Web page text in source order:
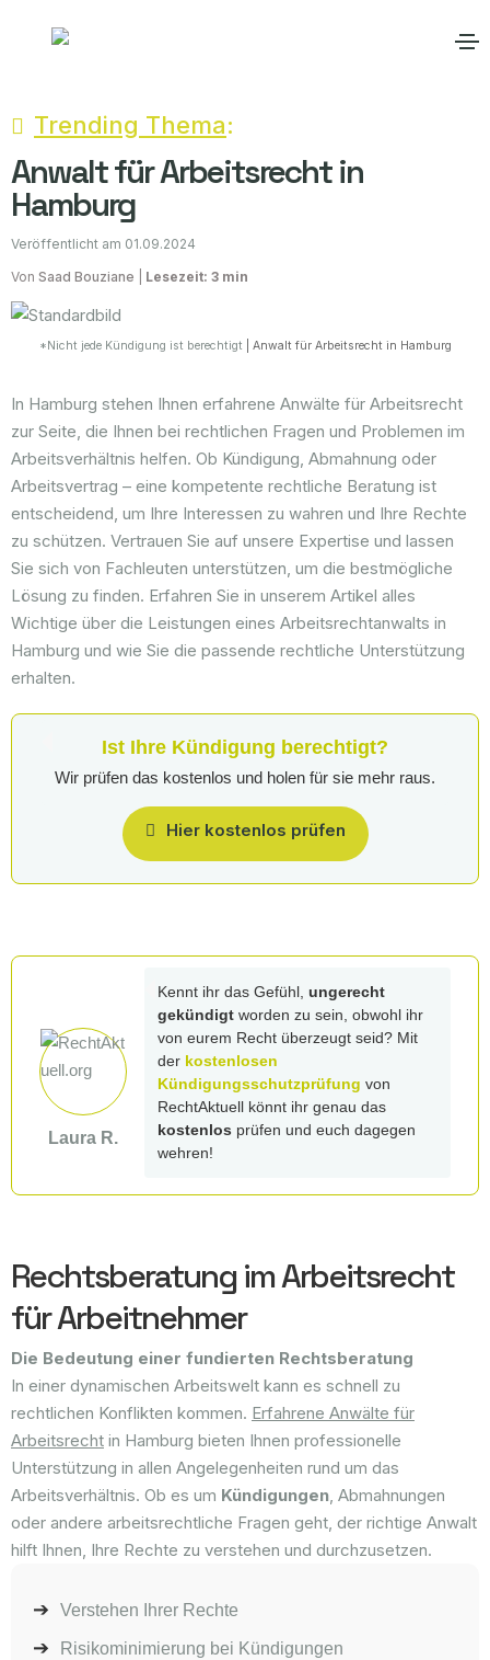
Trending Thema:
Anwalt für Arbeitsrecht in
Hamburg
Veröffentlicht am 01.09.2024
Von Saad Bouziane Lesezeit: 3 min
*Nicht jede Kündigung ist berechtigt | Anwalt für Arbeitsrecht in Hamburg
In Hamburg stehen Ihnen erfahrene Anwälte für Arbeitsrecht
zur Seite, die Ihnen bei rechtlichen Fragen und Problemen im
Arbeitsverhältnis helfen. Ob Kündigung, Abmahnung oder
Arbeitsvertrag – eine kompetente rechtliche Beratung ist
entscheidend, um Ihre Interessen zu wahren und Ihre Rechte
zu schützen. Vertrauen Sie auf unsere Expertise und lassen
Sie sich von Fachleuten unterstützen, um die bestmögliche
Lösung zu finden. Erfahren Sie in unserem Artikel alles
Wichtige über die Leistungen eines Arbeitsrechtanwalts in
Hamburg und wie Sie die passende rechtliche Unterstützung
erhalten.
Ist Ihre Kündigung berechtigt?
Wir prüfen das kostenlos und holen für sie mehr raus.
Hier kostenlos prüfen
Laura R.
Kennt ihr das Gefühl, ungerecht
gekündigt worden zu sein, obwohl ihr
von eurem Recht überzeugt seid? Mit
der kostenlosen
Kündigungsschutzprüfung von
RechtAktuell könnt ihr genau das
kostenlos prüfen und euch dagegen
wehren!
Rechtsberatung im Arbeitsrecht
für Arbeitnehmer
Die Bedeutung einer fundierten Rechtsberatung
In einer dynamischen Arbeitswelt kann es schnell zu
rechtlichen Konflikten kommen. Erfahrene Anwälte für
Arbeitsrecht in Hamburg bieten Ihnen professionelle
Unterstützung in allen Angelegenheiten rund um das
Arbeitsverhältnis. Ob es um Kündigungen, Abmahnungen
oder andere arbeitsrechtliche Fragen geht, der richtige Anwalt
hilft Ihnen, Ihre Rechte zu verstehen und durchzusetzen.
Verstehen Ihrer Rechte
Risikominimierung bei Kündigungen